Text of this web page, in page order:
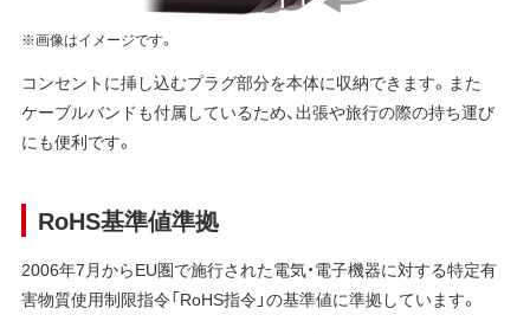
※画像はイメージです。
コンセントに挿し込むプラグ部分を本体に収納できます。また
ケーブルバンドも付属しているため、出張や旅行の際の持ち運び
にも便利です。
RoHS基準値準拠
2006年7月からEU圏で施行された電気・電子機器に対する特定有
害物質使用制限指令「RoHS指令」の基準値に準拠しています。